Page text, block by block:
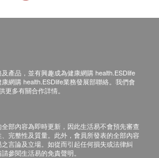
產品，並有興趣成為健康網購 health.ESDlife
網購 health.ESDlife業務發展部聯絡。我們會
多有關合作詳情。
部內容為即時更新，因此生活易不會預先審查
完整性及質量。此外，會員所發表的全部內容
言論及立場。如從而引起任何損失或法律糾
參閱生活易的免責聲明。